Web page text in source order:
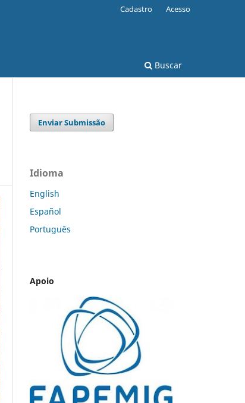
Buscar
Cadastro Acesso
Enviar Submissão
Idioma
English
Español
Português
Apoio